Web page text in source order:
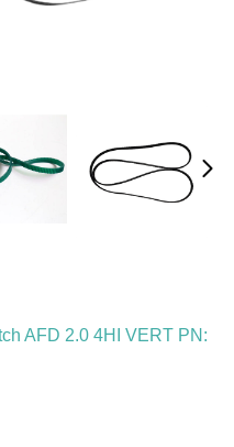
AFD 2.0 4HI VERT PN: